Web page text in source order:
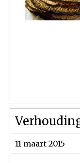
11 maart 2015